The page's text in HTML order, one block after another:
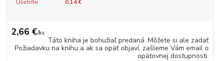
Ušetríte 0,14 €
2,66 €/ks
Táto kniha je bohužiaľ predaná. Môžete si ale zadať
Požiadavku na knihu a ak sa opäť objaví, zašleme Vám email o
opätovnej dostupnosti.